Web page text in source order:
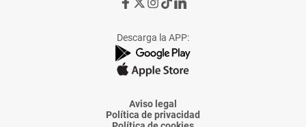
Ir
de
La
Voz
Almería
Ir
de
La
Voz
Almería
Ir
de
La
Voz
Almería
Ir
de
La
Voz
Almería
Ir
de
La
Voz
Descarga la APP:
Aviso legal
Política de privacidad